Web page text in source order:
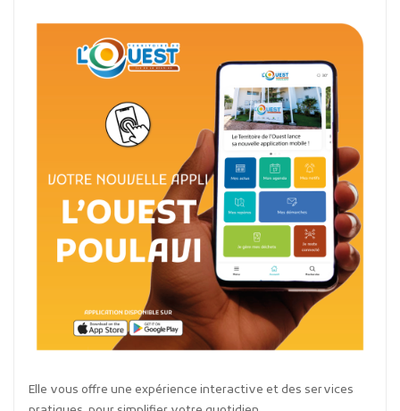
Elle vous offre une expérience interactive et des services